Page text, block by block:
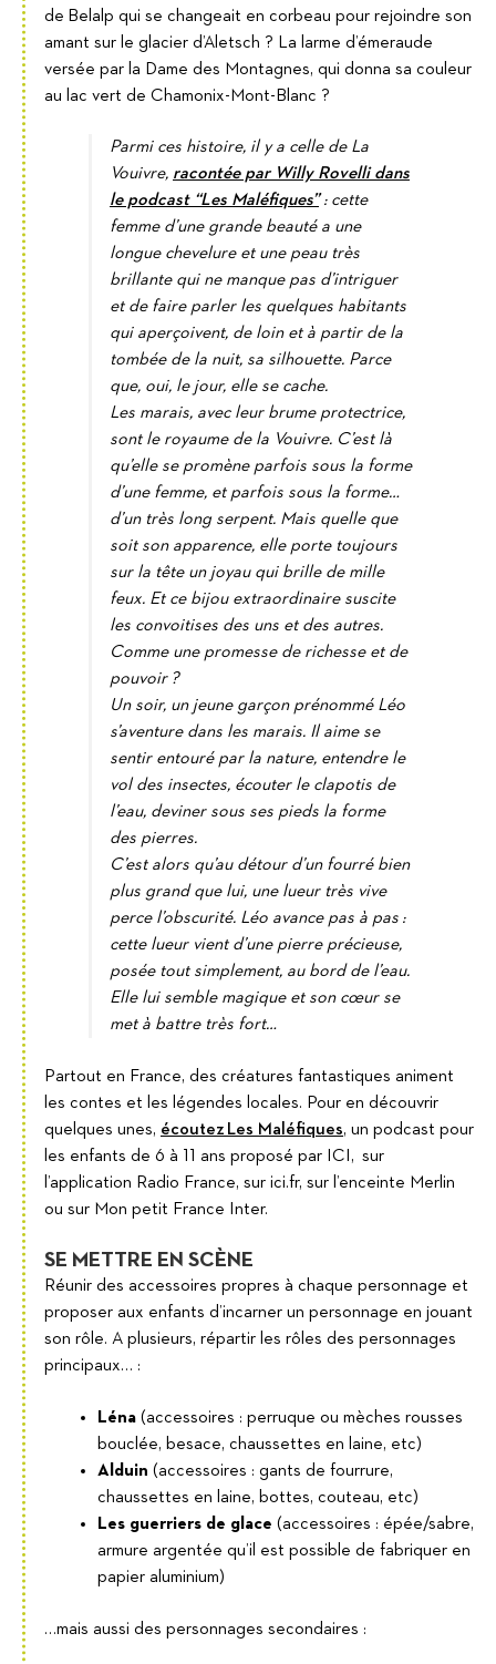
de Belalp qui se changeait en corbeau pour rejoindre son
amant sur le glacier d’Aletsch ? La larme d’émeraude
versée par la Dame des Montagnes, qui donna sa couleur
au lac vert de Chamonix-Mont-Blanc ?
Parmi ces histoire, il y a celle de La
Vouivre, racontée par Willy Rovelli dans
le podcast “Les Maléfiques”: cette
femme d’une grande beauté a une
longue chevelure et une peau très
brillante qui ne manque pas d’intriguer
et de faire parler les quelques habitants
qui aperçoivent, de loin et à partir de la
tombée de la nuit, sa silhouette. Parce
que, oui, le jour, elle se cache.
Les marais, avec leur brume protectrice,
sont le royaume de la Vouivre. C’est là
qu’elle se promène parfois sous la forme
d’une femme, et parfois sous la forme…
d’un très long serpent. Mais quelle que
soit son apparence, elle porte toujours
sur la tête un joyau qui brille de mille
feux. Et ce bijou extraordinaire suscite
les convoitises des uns et des autres.
Comme une promesse de richesse et de
pouvoir ?
Un soir, un jeune garçon prénommé Léo
s’aventure dans les marais. Il aime se
sentir entouré par la nature, entendre le
vol des insectes, écouter le clapotis de
l’eau, deviner sous ses pieds la forme
des pierres.
C’est alors qu’au détour d’un fourré bien
plus grand que lui, une lueur très vive
perce l’obscurité. Léo avance pas à pas :
cette lueur vient d’une pierre précieuse,
posée tout simplement, au bord de l’eau.
Elle lui semble magique et son cœur se
met à battre très fort…
Partout en France, des créatures fantastiques animent
les contes et les légendes locales. Pour en découvrir
quelques unes, écoutez Les Maléfiques, un podcast pour
les enfants de 6 à 11 ans proposé par ICI, sur
l’application Radio France, sur ici.fr, sur l’enceinte Merlin
ou sur Mon petit France Inter.
SE METTRE EN SCÈNE
Réunir des accessoires propres à chaque personnage et
proposer aux enfants d’incarner un personnage en jouant
son rôle. A plusieurs, répartir les rôles des personnages
principaux… :
Léna (accessoires : perruque ou mèches rousses
bouclée, besace, chaussettes en laine, etc)
Alduin (accessoires : gants de fourrure,
chaussettes en laine, bottes, couteau, etc)
Les guerriers de glace (accessoires : épée/sabre,
armure argentée qu’il est possible de fabriquer en
papier aluminium)
…mais aussi des personnages secondaires :